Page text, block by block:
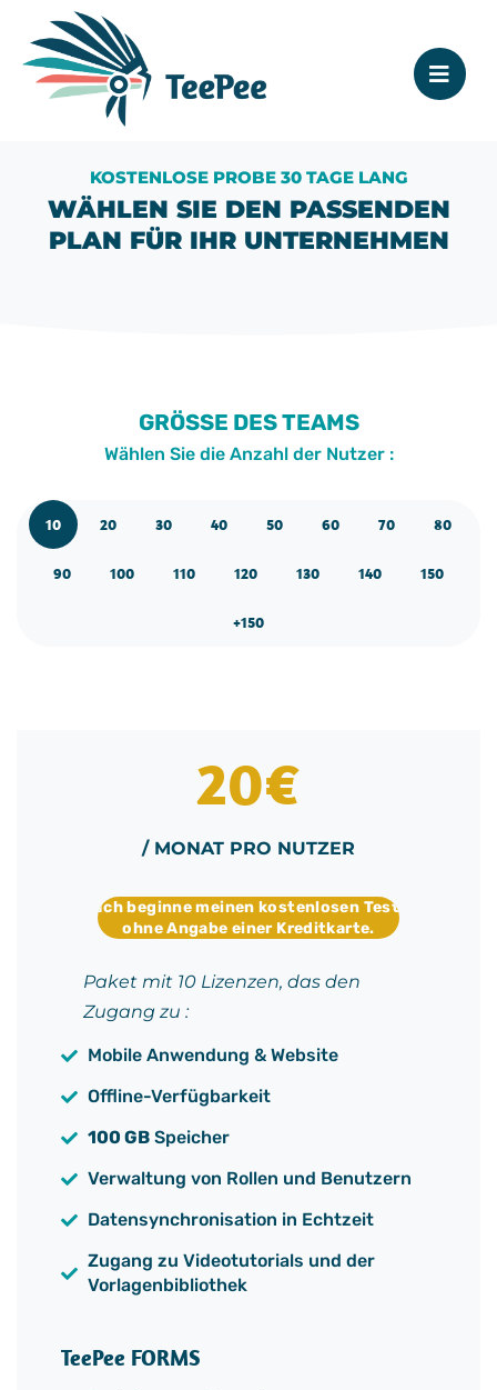
KOSTENLOSE PROBE 30 TAGE LANG
WÄHLEN SIE DEN PASSENDEN
PLAN FÜR IHR UNTERNEHMEN
GRÖSSE DES TEAMS
Wählen Sie die Anzahl der Nutzer :
10 20 30 40 50 60 70 80
90 100 110 120 130 140 150
+150
20€
/ MONAT PRO NUTZER
Ich beginne meinen kostenlosen Test
ohne Angabe einer Kreditkarte.
Paket mit 10 Lizenzen, das den
Zugang zu :
Mobile Anwendung & Website
Offline-Verfügbarkeit
100 GBSpeicher
Verwaltung von Rollen und Benutzern
Datensynchronisation in Echtzeit
Zugang zu Videotutorials und der
Vorlagenbibliothek
TeePee FORMS